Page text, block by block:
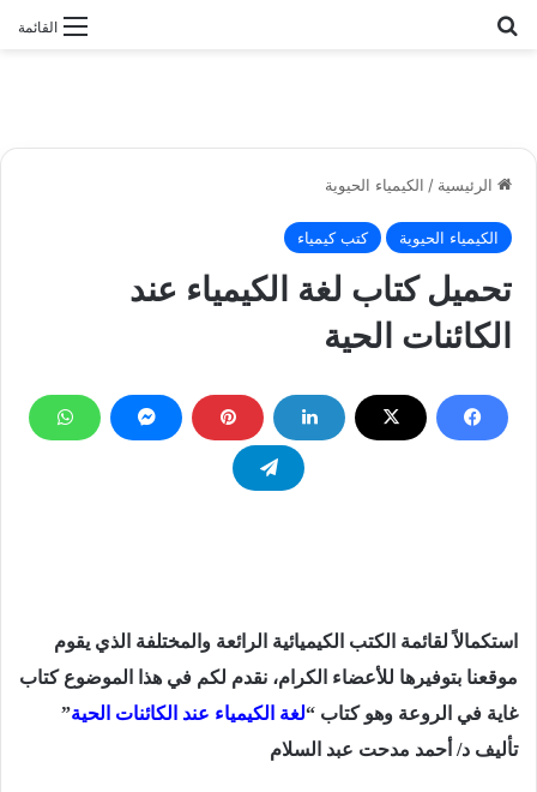
القائمة
الرئيسية / الكيمياء الحيوية
الكيمياء الحيوية كتب كيمياء
تحميل كتاب لغة الكيمياء عند
الكائنات الحية
استكمالاًلقائمة الكتب الكيميائية الرائعة والمختلفة الذي يقوم
موقعنا بتوفيرها للأعضاء الكرام، نقدم لكم في هذا الموضوع كتاب
غاية في الروعة وهو كتاب “لغة الكيمياء عند الكائنات الحية”
تأليف د/ أحمد مدحت عبد السلام